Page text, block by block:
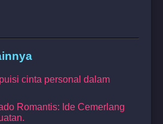
cinta personal dalam
Romantis: Ide Cemerlang